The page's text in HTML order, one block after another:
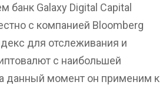
банк Galaxy Digital Capital
с компанией Bloomberg
для отслеживания и
с наибольшей
данный момент он применим к